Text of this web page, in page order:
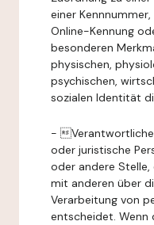
einer
Online-Kennung
besonderen
physischen,
psychischen,
sozialen Identität
-
oder juristische
oder andere Stelle,
mit anderen über
Verarbeitung von
entscheidet. Wenn